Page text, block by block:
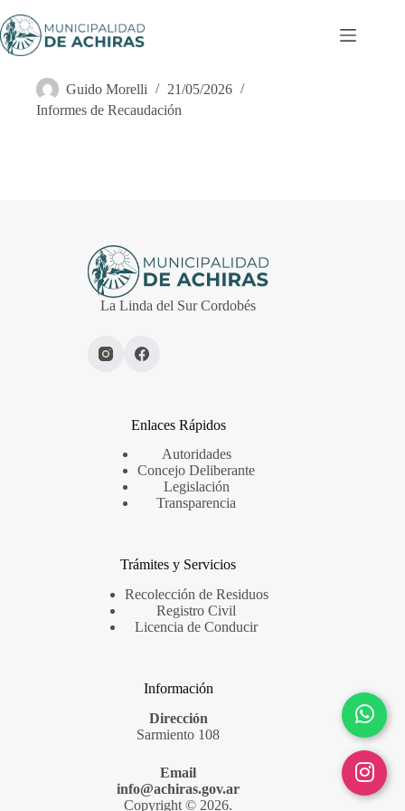
al
contenido
Informe de Recaudación ENERO 2026
Guido Morelli
21/05/2026
Informes de Recaudación
La Linda del Sur Cordobés
Enlaces Rápidos
Autoridades
Concejo Deliberante
Legislación
Transparencia
Trámites y Servicios
Recolección de Residuos
Registro Civil
Licencia de Conducir
Información
Dirección
Sarmiento 108
Email
info@achiras.gov.ar
Copyright © 2026.